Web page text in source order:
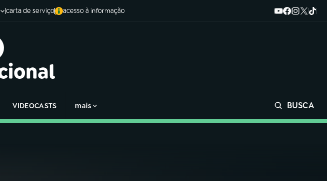
carta de serviço acesso à informação
VIDEOCASTS mais BUSCA